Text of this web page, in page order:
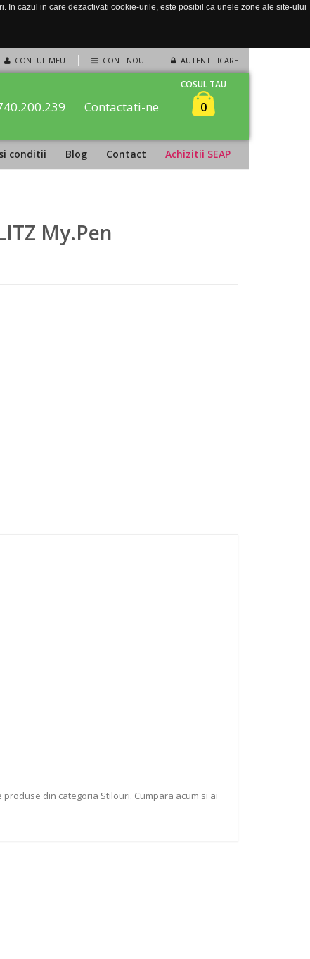
In cazul in care dezactivati cookie-urile, este posibil ca unele zone ale site-ului
CONTUL MEU CONT NOU AUTENTIFICARE
Contactati-ne
COSUL TAU
0
conditii Blog Contact Achizitii SEAP
My.Pen
din categoria Stilouri. Cumpara acum si ai